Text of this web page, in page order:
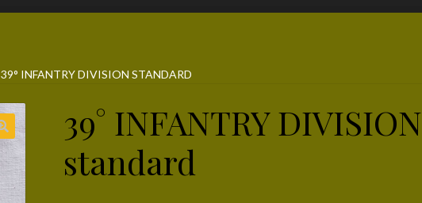
39° INFANTRY DIVISION STANDARD
39° INFANTRY DIVISION
standard